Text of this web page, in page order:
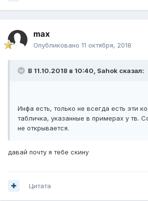
max
Опубликовано 11 октября, 2018
В 11.10.2018 в 10:40, Sahok сказал:
Инфа есть, только не всегда есть эти
табличка, указанные в примерах у тв.
не открывается.
давай почту я тебе скину
Цитата